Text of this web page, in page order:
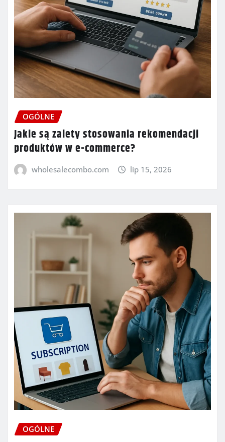
OGÓLNE
Jakie są zalety stosowania rekomendacji
produktów w e-commerce?
wholesalecombo.com lip 15, 2026
OGÓLNE